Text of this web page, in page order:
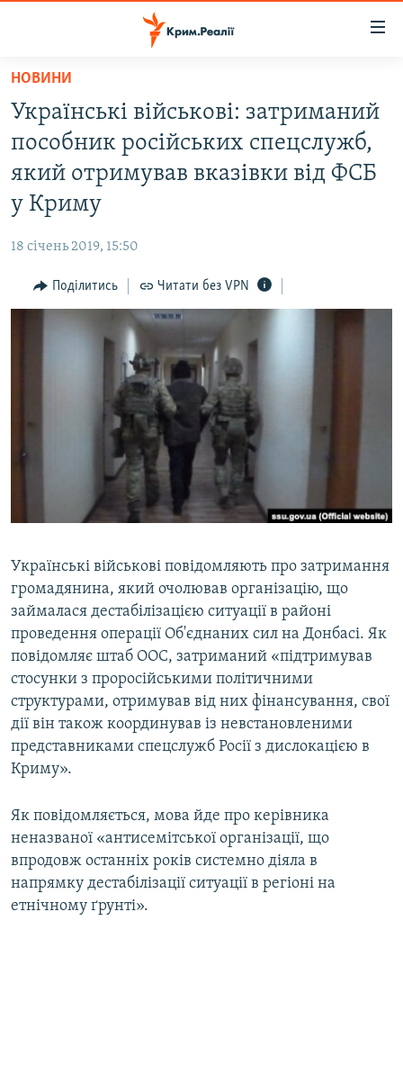
Перейти
основного
матеріалу
Перейти
до
основної
Перейти
пошуку
ВОДА.КРИМ
ВІДЕО ТА ФОТО
ПОЛІТИКА
ІНТЕРВ'Ю
ВСЕ ЗА ДЕНЬ
ВІДЕОУРОКИ «ELIFBE»
СВІДЧЕННЯ ОКУПАЦІЇ
УКРАЇНСЬКА ПРОБЛЕМА КРИМУ
ІНФОГРАФІКА
ЯК ОБІЙТИ БЛОКУВАННЯ
ДОЛУЧАЙСЯ!
Усі сайти RFE/RL
НОВИНИ
Українські військові: затриманий
пособник російських спецслужб,
який отримував вказівки від ФСБ
у Криму
18 січень 2019, 15:50
Поділитись Читати без VPN
Українські військові повідомляють про затримання
громадянина, який очолював організацію, що
займалася дестабілізацією ситуації в районі
проведення операції Об'єднаних сил на Донбасі. Як
повідомляє штаб ООС, затриманий «підтримував
стосунки з проросійськими політичними
структурами, отримував від них фінансування, свої
дії він також координував із невстановленими
представниками спецслужб Росії з дислокацією в
Криму».
Як повідомляється, мова йде про керівника
неназваної «антисемітської організації, що
впродовж останніх років системно діяла в
напрямку дестабілізації ситуації в регіоні на
етнічному ґрунті».